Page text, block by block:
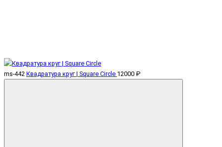
ms-442 Квадратура круг | Square Circle 12000 ₽